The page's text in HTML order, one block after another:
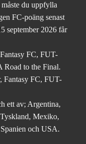
du uppfylla
FC-poäng senast
september 2026 får
FC, FUT-
Road to the Final.
Fantasy FC, FUT-
ett av; Argentina,
Mexiko,
och USA.